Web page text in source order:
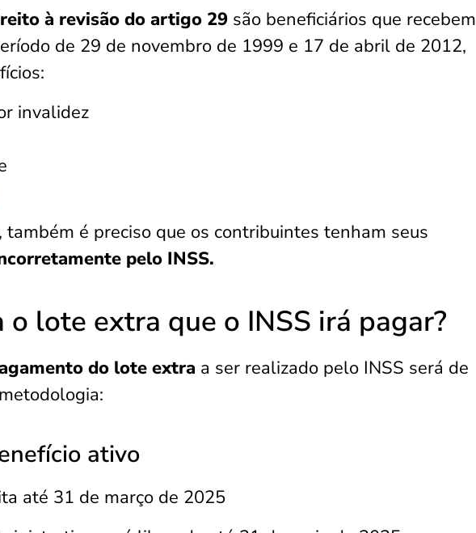
à revisão do artigo 29 são beneficiários que recebem
de 29 de novembro de 1999 e 17 de abril de 2012,
invalidez
é preciso que os contribuintes tenham seus
pelo INSS.
o lote extra que o INSS irá pagar?
do lote extra a ser realizado pelo INSS será de
ativo
até 31 de março de 2025